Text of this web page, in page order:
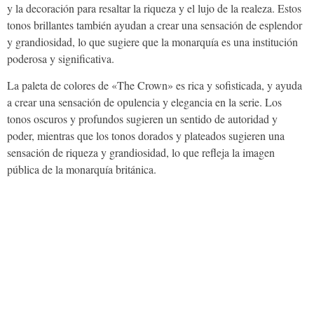
y la decoración para resaltar la riqueza y el lujo de la realeza. Estos
tonos brillantes también ayudan a crear una sensación de esplendor
y grandiosidad, lo que sugiere que la monarquía es una institución
poderosa y significativa.
La paleta de colores de «The Crown» es rica y sofisticada, y ayuda
a crear una sensación de opulencia y elegancia en la serie. Los
tonos oscuros y profundos sugieren un sentido de autoridad y
poder, mientras que los tonos dorados y plateados sugieren una
sensación de riqueza y grandiosidad, lo que refleja la imagen
pública de la monarquía británica.